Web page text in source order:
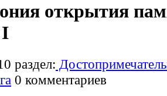
открытия
раздел:
0 комментариев